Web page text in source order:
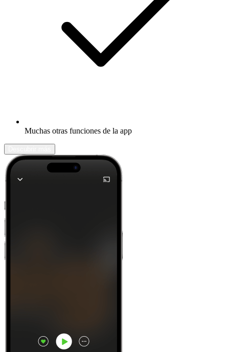
Muchas otras funciones de la app